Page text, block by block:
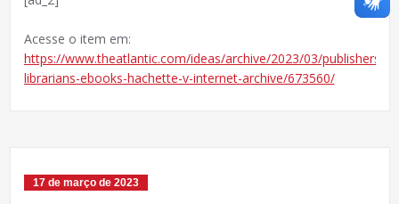
Acesse o item em:
https://www.theatlantic.com/ideas/archive/2023/03/publishers-
librarians-ebooks-hachette-v-internet-archive/673560/
17 de março de 2023